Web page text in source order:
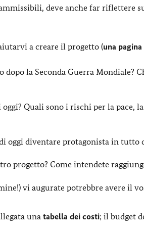
deve anche far riflettere
a creare il progetto (una pagina
dopo la Seconda Guerra Mondiale?
Quali sono i rischi per la pace,
oggi diventare protagonista in tutto
progetto? Come intendete
vi augurate potrebbre avere il
una tabella dei costi; il budget